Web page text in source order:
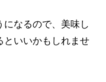
なるので、美味し
といいかもしれませ